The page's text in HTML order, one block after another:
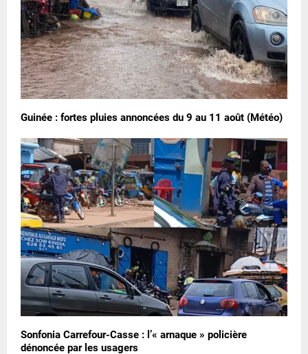
Guinée : fortes pluies annoncées du 9 au 11 août (Météo)
Sonfonia Carrefour-Casse : l’« arnaque » policière
dénoncée par les usagers